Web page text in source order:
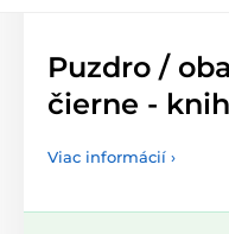
Puzdro /
čierne -
Viac informácií ›